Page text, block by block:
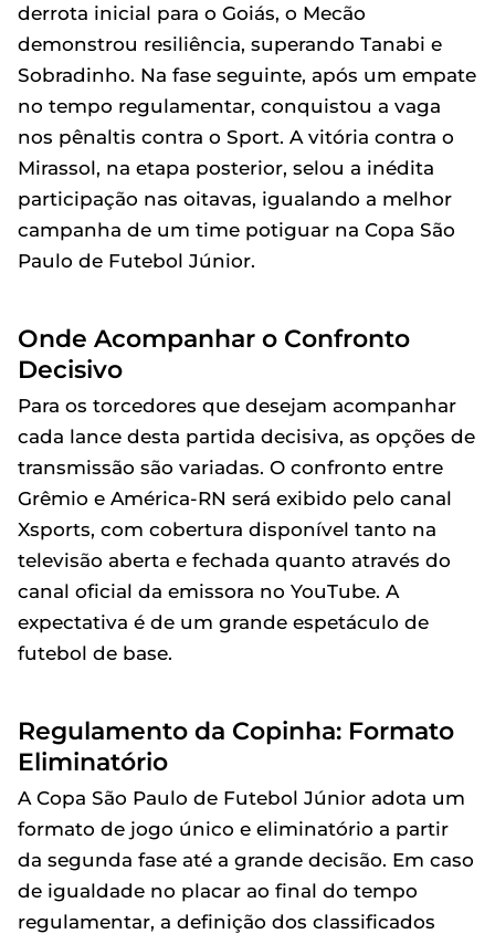
derrota inicial para o Goiás, o Mecão
demonstrou resiliência, superando Tanabi e
Sobradinho. Na fase seguinte, após um empate
no tempo regulamentar, conquistou a vaga
nos pênaltis contra o Sport. A vitória contra o
Mirassol, na etapa posterior, selou a inédita
participação nas oitavas, igualando a melhor
campanha de um time potiguar na Copa São
Paulo de Futebol Júnior.
Onde Acompanhar o Confronto
Decisivo
Para os torcedores que desejam acompanhar
cada lance desta partida decisiva, as opções de
transmissão são variadas. O confronto entre
Grêmio e América-RN será exibido pelo canal
Xsports, com cobertura disponível tanto na
televisão aberta e fechada quanto através do
canal oficial da emissora no YouTube. A
expectativa é de um grande espetáculo de
futebol de base.
Regulamento da Copinha: Formato
Eliminatório
A Copa São Paulo de Futebol Júnior adota um
formato de jogo único e eliminatório a partir
da segunda fase até a grande decisão. Em caso
de igualdade no placar ao final do tempo
regulamentar, a definição dos classificados